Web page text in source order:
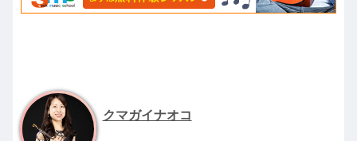
クマガイナオコ